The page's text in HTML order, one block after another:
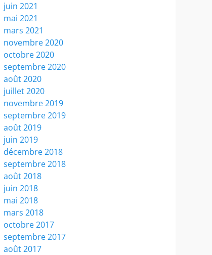
juin 2021
mai 2021
mars 2021
novembre 2020
octobre 2020
septembre 2020
août 2020
juillet 2020
novembre 2019
septembre 2019
août 2019
juin 2019
décembre 2018
septembre 2018
août 2018
juin 2018
mai 2018
mars 2018
octobre 2017
septembre 2017
août 2017